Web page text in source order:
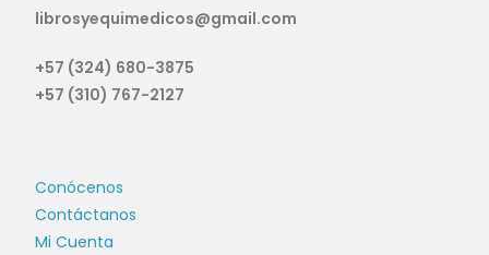
librosyequimedicos@gmail.com
+57 (324) 680-3875
+57 (310) 767-2127
Conócenos
Contáctanos
Mi Cuenta